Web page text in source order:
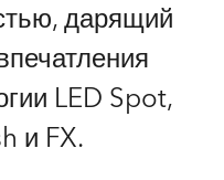
дарящий
LED Spot,
и FX.